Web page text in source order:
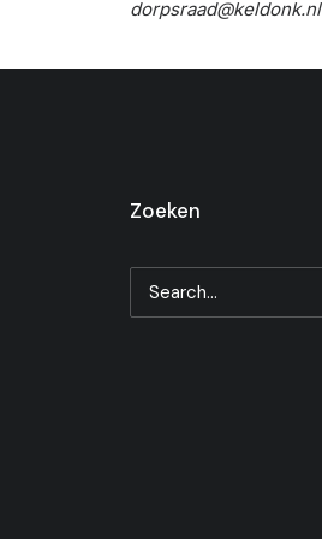
dorpsraad@keldonk.nl
Zoeken